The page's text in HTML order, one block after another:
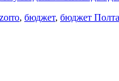
, бюджет, бюджет